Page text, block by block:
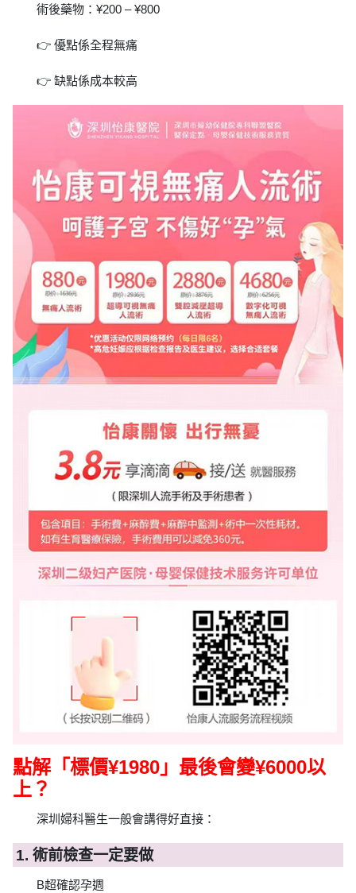
術後藥物：¥200 – ¥800
👉 優點係全程無痛
👉 缺點係成本較高
點解「標價¥1980」最後會變¥6000以
上？
深圳婦科醫生一般會講得好直接：
1. 術前檢查一定要做
B超確認孕週